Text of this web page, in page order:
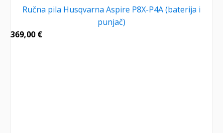
Ručna pila Husqvarna Aspire P8X-P4A (baterija i
punjač)
369,00 €